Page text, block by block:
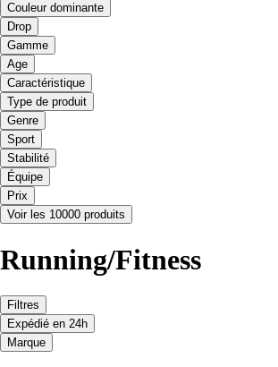
Couleur dominante
Drop
Gamme
Age
Caractéristique
Type de produit
Genre
Sport
Stabilité
Équipe
Prix
Voir les 10000 produits
Running/Fitness
Filtres
Expédié en 24h
Marque